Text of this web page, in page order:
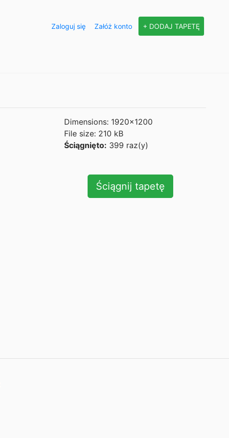
Zaloguj się Załóż konto + DODAJ TAPETĘ
Dimensions: 1920x1200
File size: 210 kB
Ściągnięto: 399 raz(y)
Ściągnij tapetę